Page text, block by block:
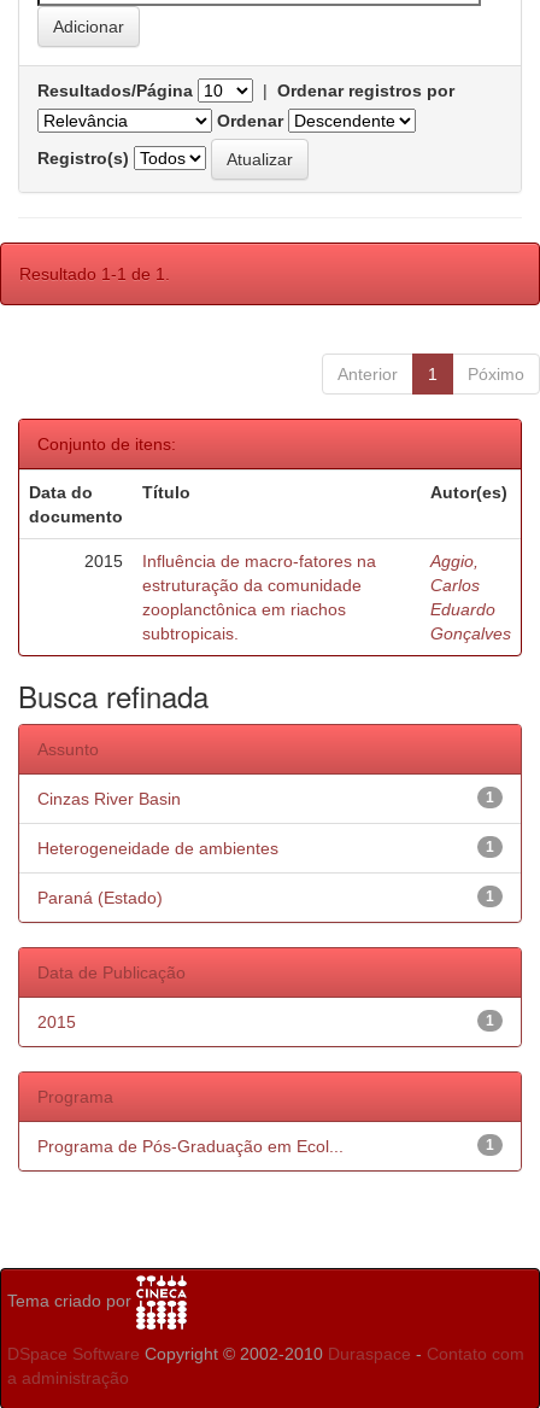
Resultados/Página | Ordenar registros por
Ordenar
Registro(s)
Resultado 1-1 de 1.
Anterior 1 Póximo
Conjunto de itens:
Data do
documento
Título Autor(es)
2015
Influência de macro-fatores na
estruturação da comunidade
zooplanctônica em riachos
subtropicais.
Aggio,
Carlos
Eduardo
Gonçalves
Busca refinada
Assunto
1
Cinzas River Basin
1
Heterogeneidade de ambientes
1
Paraná (Estado)
Data de Publicação
1
2015
Programa
1
Programa de Pós-Graduação em Ecol...
Tema criado por
DSpace Software Copyright © 2002-2010 Duraspace - Contato com
a administração